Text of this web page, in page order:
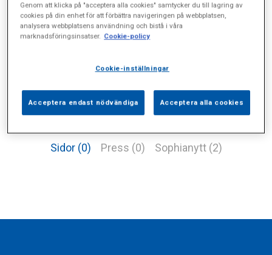
Sidor (0) Press (0) Sophianytt (2)
Genom att klicka på "acceptera alla cookies" samtycker du till lagring av
cookies på din enhet för att förbättra navigeringen på webbplatsen,
analysera webbplatsens användning och bistå i våra
marknadsföringsinsatser. Cookie-policy
Cookie-inställningar
Acceptera endast nödvändiga Acceptera alla cookies